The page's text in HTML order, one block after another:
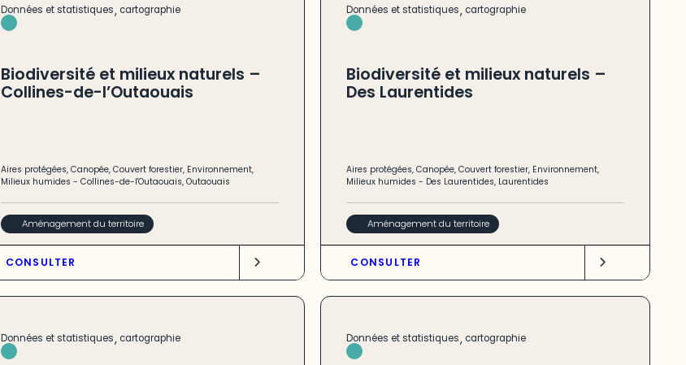
Données et statistiques, cartographie
Biodiversité et milieux naturels –
Collines-de-l’Outaouais
Aires protégées, Canopée, Couvert forestier, Environnement,
Milieux humides - Collines-de-l'Outaouais, Outaouais
Aménagement du territoire
CONSULTER
Données et statistiques, cartographie
Biodiversité et milieux naturels –
Des Laurentides
Aires protégées, Canopée, Couvert forestier, Environnement,
Milieux humides - Des Laurentides, Laurentides
Aménagement du territoire
CONSULTER
Données et statistiques, cartographie Données et statistiques, cartographie